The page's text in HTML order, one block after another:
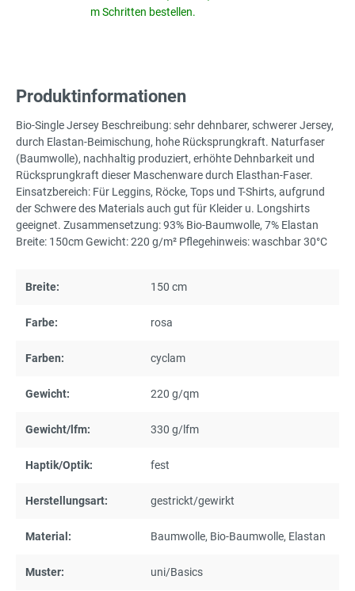
m Schritten bestellen.
Produktinformationen
Bio-Single Jersey Beschreibung: sehr dehnbarer, schwerer Jersey,
durch Elastan-Beimischung, hohe Rücksprungkraft. Naturfaser
(Baumwolle), nachhaltig produziert, erhöhte Dehnbarkeit und
Rücksprungkraft dieser Maschenware durch Elasthan-Faser.
Einsatzbereich: Für Leggins, Röcke, Tops und T-Shirts, aufgrund
der Schwere des Materials auch gut für Kleider u. Longshirts
geeignet. Zusammensetzung: 93% Bio-Baumwolle, 7% Elastan
Breite: 150cm Gewicht: 220 g/m² Pflegehinweis: waschbar 30°C
Breite: 150 cm
Farbe: rosa
Farben: cyclam
Gewicht: 220 g/qm
Gewicht/lfm: 330 g/lfm
Haptik/Optik: fest
Herstellungsart: gestrickt/gewirkt
Material: Baumwolle, Bio-Baumwolle, Elastan
Muster: uni/Basics